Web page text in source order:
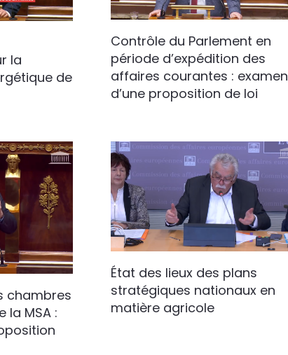
la
de
Contrôle du Parlement en
période d’expédition des
affaires courantes : examen
d’une proposition de loi
chambres
la MSA :
État des lieux des plans
stratégiques nationaux en
matière agricole